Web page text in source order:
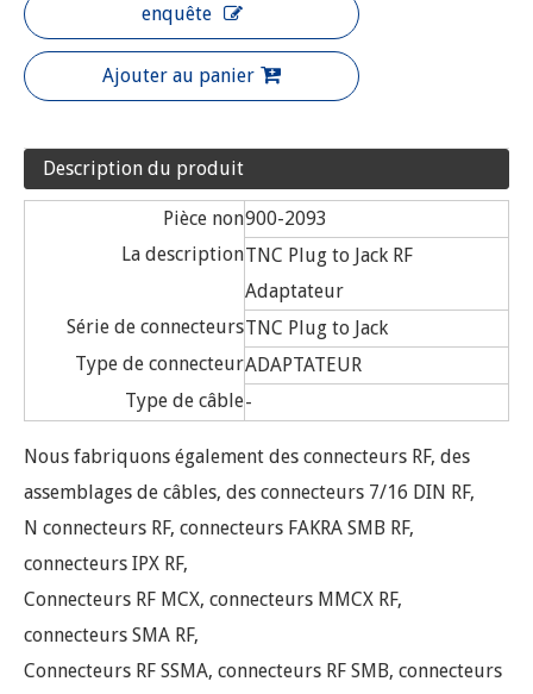
enquête
Ajouter au panier
Description du produit
Pièce non900-2093
La descriptionTNC Plug to Jack RF
Adaptateur
Série de connecteursTNC Plug to Jack
Type de connecteurADAPTATEUR
Type de câble-
Nous fabriquons également des connecteurs RF, des
assemblages de câbles, des connecteurs 7/16 DIN RF,
N connecteurs RF, connecteurs FAKRA SMB RF,
connecteurs IPX RF,
Connecteurs RF MCX, connecteurs MMCX RF,
connecteurs SMA RF,
Connecteurs RF SSMA, connecteurs RF SMB, connecteurs